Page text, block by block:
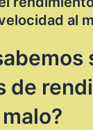
al
de